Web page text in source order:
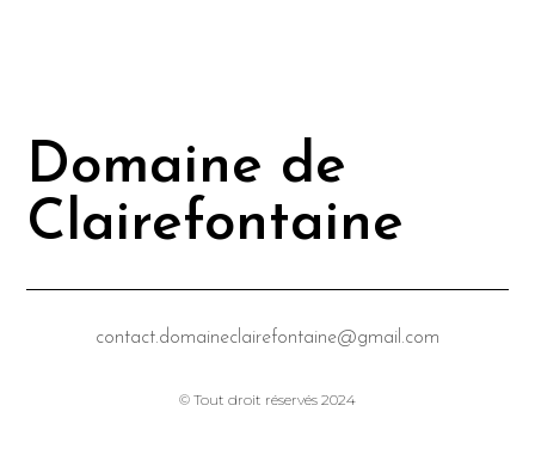
Domaine de
Clairefontaine
contact.domaineclairefontaine@gmail.com
© Tout droit réservés 2024